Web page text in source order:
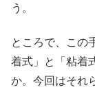
う。
ところで、この
着式」と「粘着
か。今回はそれ